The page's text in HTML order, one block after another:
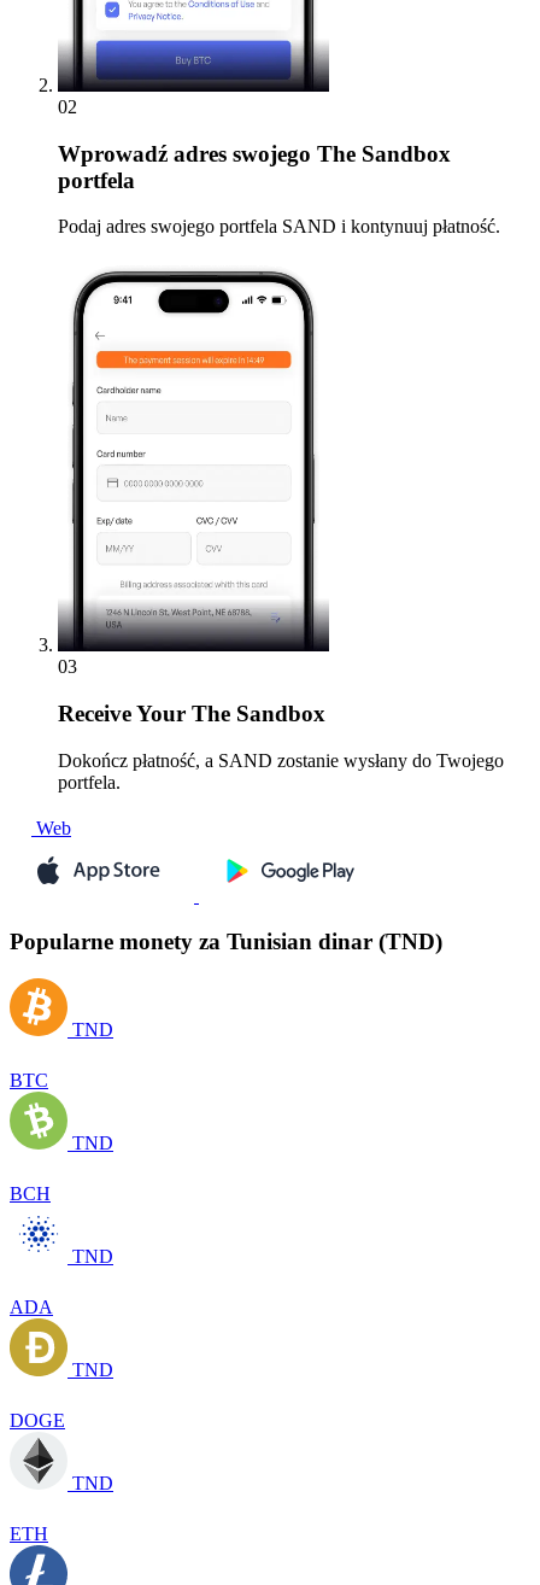
02
Wprowadź adres swojego The Sandbox
portfela
Podaj adres swojego portfela SAND i kontynuuj płatność.
03
ReceiveYour The Sandbox
Dokończ płatność, a SAND zostanie wysłany do Twojego
portfela.
Web
Popularne monety za Tunisian dinar (TND)
TND
BTC
TND
BCH
TND
ADA
TND
DOGE
TND
ETH